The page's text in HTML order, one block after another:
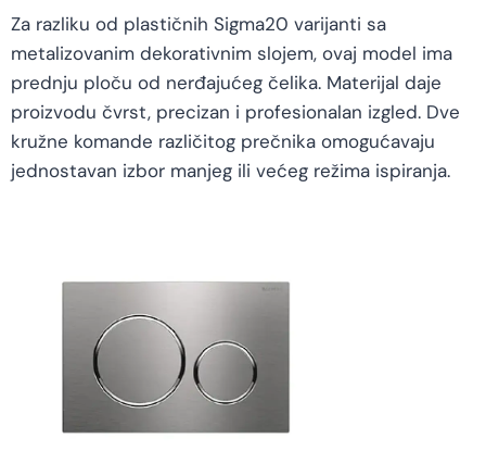
Za razliku od plastičnih Sigma20 varijanti sa
metalizovanim dekorativnim slojem, ovaj model ima
prednju ploču od nerđajućeg čelika. Materijal daje
proizvodu čvrst, precizan i profesionalan izgled. Dve
kružne komande različitog prečnika omogućavaju
jednostavan izbor manjeg ili većeg režima ispiranja.